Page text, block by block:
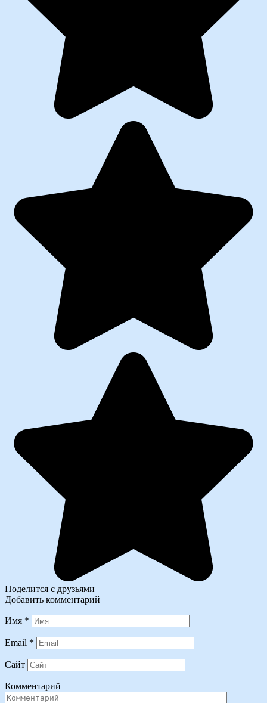
Поделится с друзьями
Добавить комментарий
Имя *
Email *
Сайт
Комментарий